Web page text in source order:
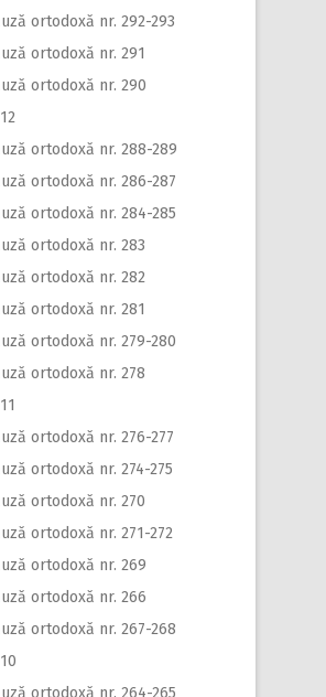
ortodoxă nr. 292-293
ortodoxă nr. 291
ortodoxă nr. 290
ortodoxă nr. 288-289
ortodoxă nr. 286-287
ortodoxă nr. 284-285
ortodoxă nr. 283
ortodoxă nr. 282
ortodoxă nr. 281
ortodoxă nr. 279-280
ortodoxă nr. 278
ortodoxă nr. 276-277
ortodoxă nr. 274-275
ortodoxă nr. 270
ortodoxă nr. 271-272
ortodoxă nr. 269
ortodoxă nr. 266
ortodoxă nr. 267-268
ortodoxă nr. 264-265